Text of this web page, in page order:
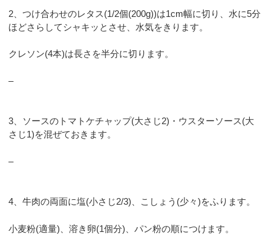
2、つけ合わせのレタス(1/2個(200g))は1cm幅に切り、水に5分
ほどさらしてシャキッとさせ、水気をきります。
クレソン(4本)は長さを半分に切ります。
–
3、ソースのトマトケチャップ(大さじ2)・ウスターソース(大
さじ1)を混ぜておきます。
–
4、牛肉の両面に塩(小さじ2/3)、こしょう(少々)をふります。
小麦粉(適量)、溶き卵(1個分)、パン粉の順につけます。